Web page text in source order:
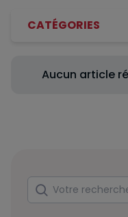
CATÉGORIES
Aucun article
Rechercher
Votre recherche